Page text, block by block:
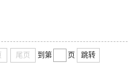
尾页 到第 页 跳转